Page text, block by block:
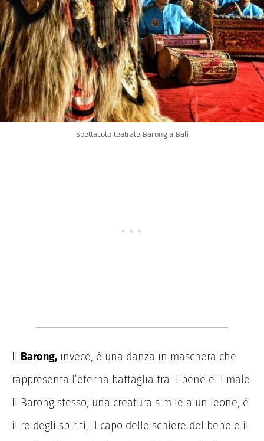
Spettacolo teatrale Barong a Bali
Il Barong, invece, è una danza in maschera che
rappresenta l’eterna battaglia tra il bene e il male.
Il Barong stesso, una creatura simile a un leone, è
il re degli spiriti, il capo delle schiere del bene e il